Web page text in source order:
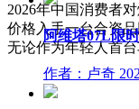
2026年中国消费者
价格入手一台合资
无论作为年轻人首
阿维塔07L限
作者：卢奇